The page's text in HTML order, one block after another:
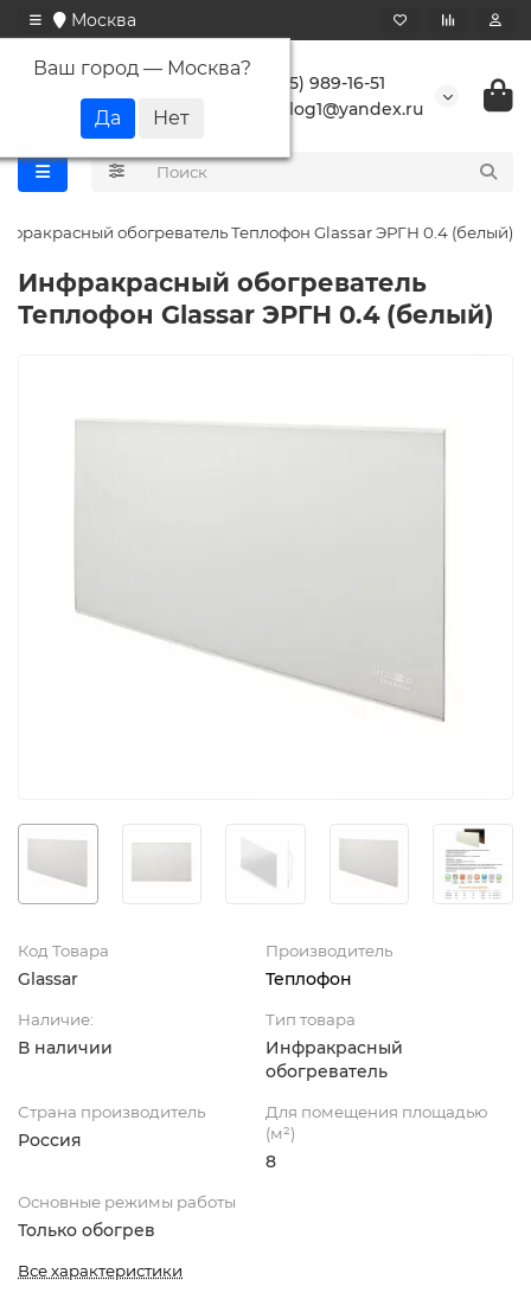
Москва
Ваш город — Москва?
+7 (495) 989-16-51
buranlog1@yandex.ru
обогреватель Теплофон Glassar ЭРГН 0.4 (белый)
Инфракрасный обогреватель
Теплофон Glassar ЭРГН 0.4 (белый)
Код Товара
Glassar
Производитель
Теплофон
Наличие:
В наличии
Тип товара
Инфракрасный
обогреватель
Страна производитель
Россия
Для помещения площадью
(м²)
8
Основные режимы работы
Только обогрев
Все характеристики